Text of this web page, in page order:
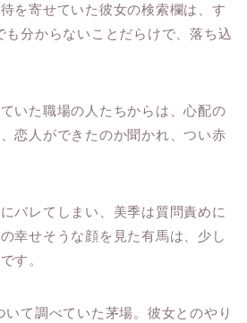
を寄せていた彼女の検索欄は、す
分からないことだらけで、落ち込
いた職場の人たちからは、心配の
恋人ができたのか聞かれ、つい赤
バレてしまい、美季は質問責めに
幸せそうな顔を見た有馬は、少し
す。
て調べていた茅場。彼女とのやり